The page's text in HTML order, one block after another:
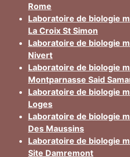
Rome
Laboratoire de biologie
La Croix St Simon
Laboratoire de biologie
Nivert
Laboratoire de biologie
Montparnasse Said
Laboratoire de biologie
Loges
Laboratoire de biologie
Des Maussins
Laboratoire de biologie
Site Damremont